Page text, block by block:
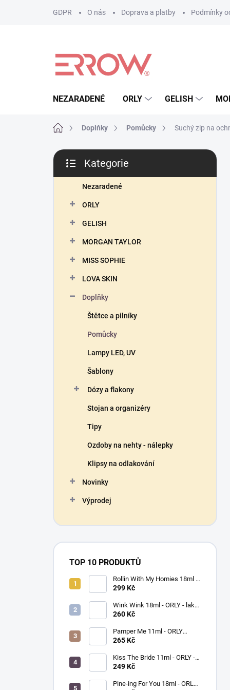
GDPR O nás Doprava a platby Podmínky
NEZARADENÉ ORLY GELISH
Domů Doplňky Pomůcky Suchý zip na
P
s
kategorie
Kategorie
Nezaradené
ORLY
GELISH
MORGAN TAYLOR
MISS SOPHIE
LOVA SKIN
Doplňky
Štětce a pilníky
Pomůcky
Lampy LED, UV
Šablony
Dózy a flakony
Stojan a organizéry
Tipy
Ozdoby na nehty - nálepky
Klipsy na odlakování
Novinky
Výprodej
TOP 10 PRODUKTŮ
Rollin With My Homies 18ml -
ORLY - lak na nehty
299 Kč
Wink Wink 18ml - ORLY - lak
na nehty
260 Kč
Pamper Me 11ml - ORLY
BREATHABLE - ošetřující lak
265 Kč
Kiss The Bride 11ml - ORLY -
lak na nehty
249 Kč
Pine-ing For You 18ml - ORLY